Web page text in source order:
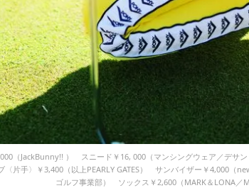
（JackBunny!! ） スニード￥16, 000（マンシングウェア／デサ
〈片手〉￥3,400（以上PEARLY GATES） サンバイザー￥4,000（
ゴルフ事業部） ソックス￥2,600（MARK＆LONA／